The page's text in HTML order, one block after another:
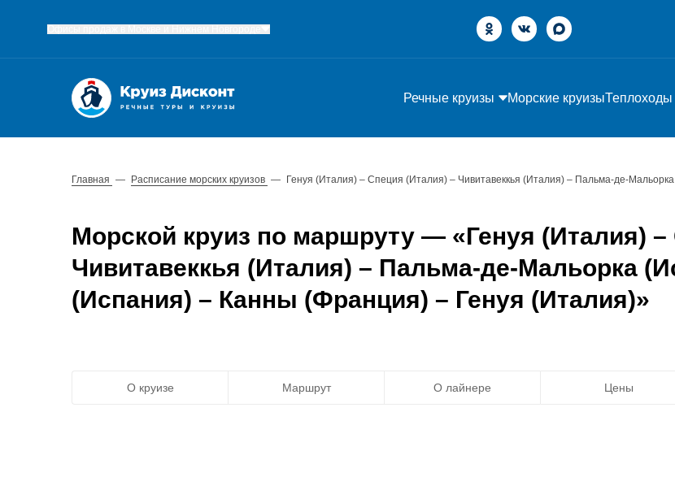
Речные круизы Морские круизыТеплоходы
Главная — Расписание морских круизов — Генуя (Италия) – Специя (Италия) – Чивитавеккья (Италия) – Пальма-де-
Морской круиз по маршруту — «Генуя (Италия)
Чивитавеккья (Италия) – Пальма-де-Мальорка
(Испания) – Канны (Франция) – Генуя (Италия)»
О круизе Маршрут О лайнере Цены